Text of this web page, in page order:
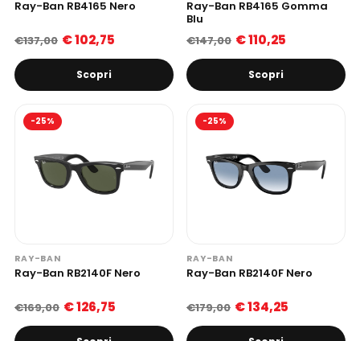
Ray-Ban RB4165 Nero
€137,00 € 102,75
Scopri
Ray-Ban RB4165 Gomma
Blu
€147,00 € 110,25
Scopri
-25%
RAY-BAN
Ray-Ban RB2140F Nero
€169,00 € 126,75
-25%
RAY-BAN
Ray-Ban RB2140F Nero
€179,00 € 134,25